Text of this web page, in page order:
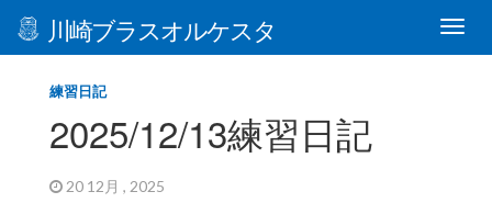
川崎ブラスオルケスタ
練習日記
2025/12/13練習日記
20 12月 , 2025